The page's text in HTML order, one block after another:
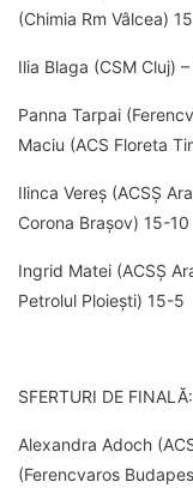
(Chimia Rm Vâlcea)
Ilia Blaga (CSM Cluj)
Panna Tarpai
Maciu (ACS Floreta
Ilinca Vereș (ACSȘ
Corona Brașov) 15-10
Ingrid Matei (ACSȘ
Petrolul Ploiești) 15-5
SFERTURI DE FINALĂ:
Alexandra Adoch
(Ferencvaros